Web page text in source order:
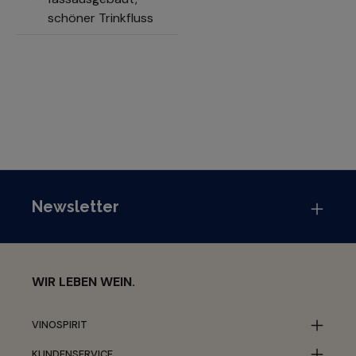
schöner Trinkfluss
Newsletter
WIR LEBEN WEIN.
VINOSPIRIT